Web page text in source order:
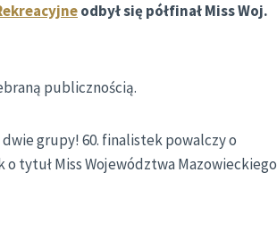
odbył się półfinał Miss Woj.
publicznością.
grupy! 60. finalistek powalczy o
o tytuł Miss Województwa Mazowieckiego